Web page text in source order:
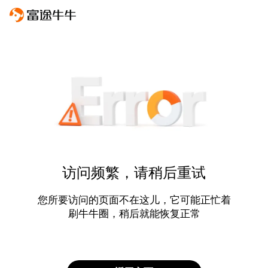
访问频繁，请稍后重试
您所要访问的页面不在这儿，它可能正忙着
刷牛牛圈，稍后就能恢复正常